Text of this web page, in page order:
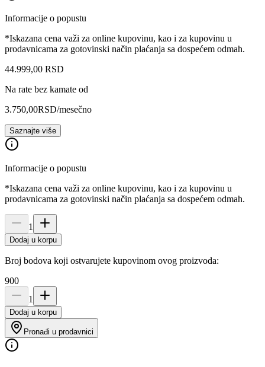
Informacije o popustu
*Iskazana cena važi za online kupovinu, kao i za kupovinu u
prodavnicama za gotovinski način plaćanja sa dospećem odmah.
44.999,00 RSD
Na rate bez kamate od
3.750,00RSD/mesečno
Saznajte više
Informacije o popustu
*Iskazana cena važi za online kupovinu, kao i za kupovinu u
prodavnicama za gotovinski način plaćanja sa dospećem odmah.
1
Dodaj u korpu
Broj bodova koji ostvarujete kupovinom ovog proizvoda:
900
1
Dodaj u korpu
Pronađi u prodavnici